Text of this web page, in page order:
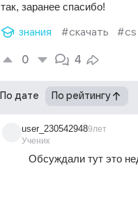
так, заранее спасибо!
знания #скачать #cs
0 4
По дате По рейтингу
user_230542948
Ученик
9лет
Обсуждали тут это